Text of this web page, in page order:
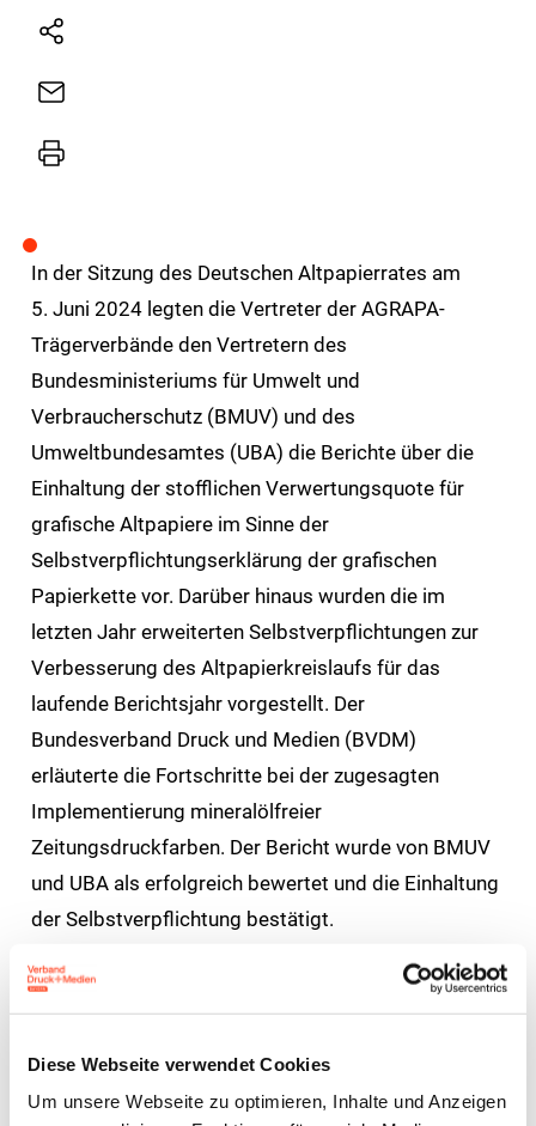
Diese Webseite verwendet Cookies
Um unsere Webseite zu optimieren, Inhalte und Anzeigen
Natives
E-
Drucker
In der Sitzung des Deutschen Altpapierrates am
5. Juni 2024 legten die Vertreter der AGRAPA-
Trägerverbände den Vertretern des
Bundesministeriums für Umwelt und
Verbraucherschutz (BMUV) und des
Umweltbundesamtes (UBA) die Berichte über die
Einhaltung der stofflichen Verwertungsquote für
grafische Altpapiere im Sinne der
Selbstverpflichtungserklärung der grafischen
Papierkette vor. Darüber hinaus wurden die im
letzten Jahr erweiterten Selbstverpflichtungen zur
Verbesserung des Altpapierkreislaufs für das
laufende Berichtsjahr vorgestellt. Der
Bundesverband Druck und Medien (BVDM)
erläuterte die Fortschritte bei der zugesagten
Implementierung mineralölfreier
Zeitungsdruckfarben. Der Bericht wurde von BMUV
und UBA als erfolgreich bewertet und die Einhaltung
der Selbstverpflichtung bestätigt.
Die Mitglieder des Altpapierrates informierten sich
in einem anschließenden Messe-Rundgang auf der